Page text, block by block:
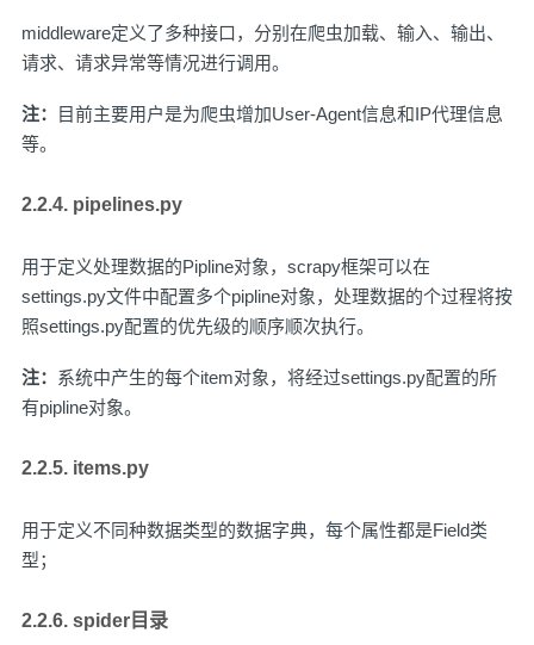
middleware定义了多种接口，分别在爬虫加载、输入、输出、
请求、请求异常等情况进行调用。
注：
目前主要用户是为爬虫增加User-Agent信息和IP代理信息
等。
2.2.4. pipelines.py
用于定义处理数据的Pipline对象，scrapy框架可以在
settings.py文件中配置多个pipline对象，处理数据的个过程将按
照settings.py配置的优先级的顺序顺次执行。
注： 系统中产生的每个item对象，将经过settings.py配置的所
有pipline对象。
2.2.5. items.py
用于定义不同种数据类型的数据字典，每个属性都是Field类
型；
2.2.6. spider目录